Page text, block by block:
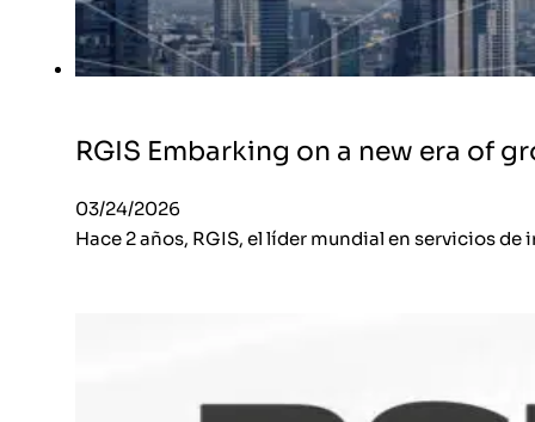
RGIS Embarking on a new era of
03/24/2026
Hace 2 años, RGIS, el líder mundial en servicios